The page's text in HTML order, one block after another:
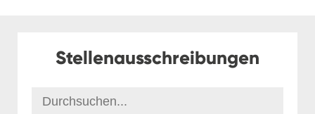
Stellenausschreibungen